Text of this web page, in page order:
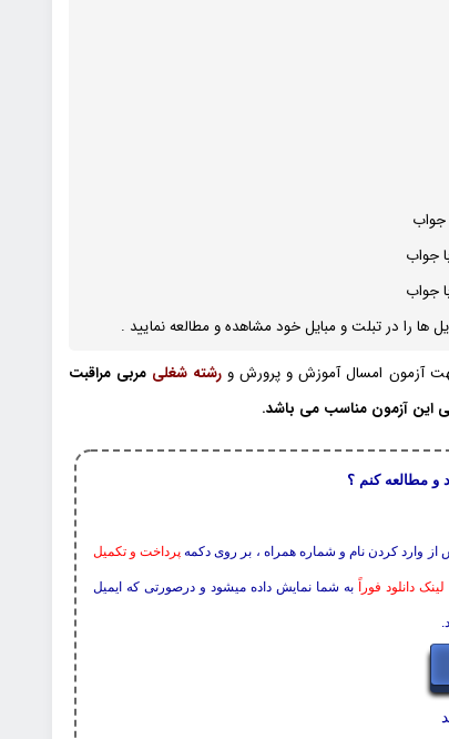
ها را در تبلت و مبایل خود مشاهده و مطالعه نمایید .
آزمون امسال آموزش و پرورش و رشته شغلیمربی مراقبت
این آزمون مناسب می باشد.
و مطالعه کنم ؟
از وارد کردن نام و شماره همراه ، بر روی دکمهپرداخت و تکمیل
لینک دانلود فوراً به شما نمایش داده میشود و درصورتی که ایمیل